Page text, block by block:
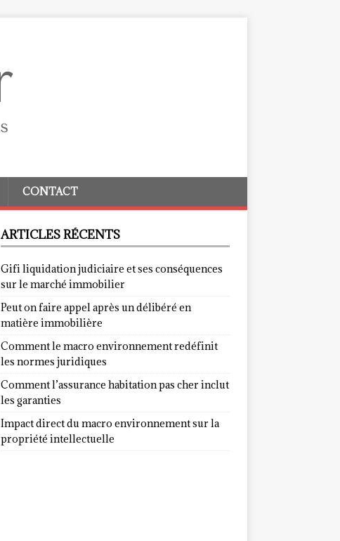
CONTACT
ARTICLES RÉCENTS
Gifi liquidation judiciaire et ses conséquences
sur le marché immobilier
Peut on faire appel après un délibéré en
matière immobilière
Comment le macro environnement redéfinit
les normes juridiques
Comment l’assurance habitation pas cher inclut
les garanties
Impact direct du macro environnement sur la
propriété intellectuelle